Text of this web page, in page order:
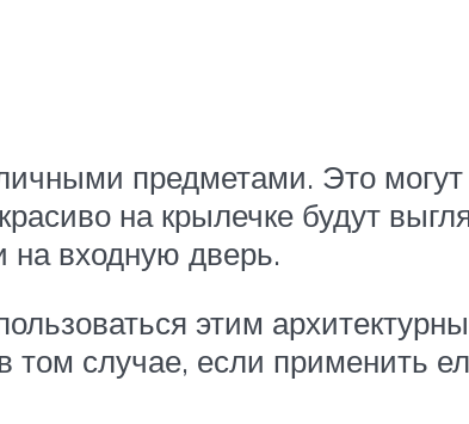
предметами. Это
на крылечке будут
на входную дверь.
этим
том случае, если применить